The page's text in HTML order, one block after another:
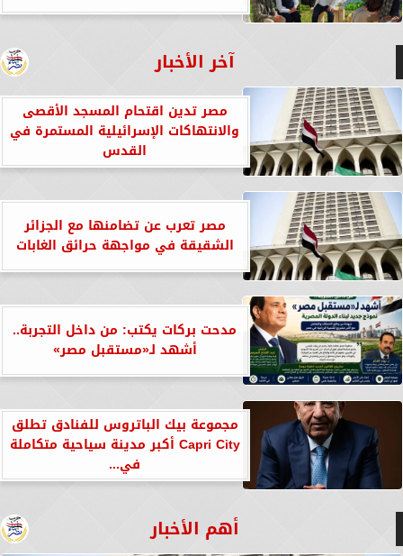
آخر الأخبار
مصر تدين اقتحام المسجد الأقصى
والانتهاكات الإسرائيلية المستمرة في
القدس
مصر تعرب عن تضامنها مع الجزائر
الشقيقة في مواجهة حرائق الغابات
مدحت بركات يكتب: من داخل التجربة..
أشهد لـ«مستقبل مصر»
مجموعة بيك الباتروس للفنادق تطلق
Capri City أكبر مدينة سياحية متكاملة
في...
أهم الأخبار